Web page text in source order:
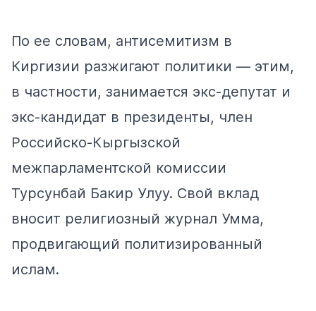
По ее словам, антисемитизм в
Киргизии разжигают политики — этим,
в частности, занимается экс-депутат и
экс-кандидат в президенты, член
Российско-Кыргызской
межпарламентской комиссии
Турсунбай Бакир Улуу. Свой вклад
вносит религиозный журнал Умма,
продвигающий политизированный
ислам.